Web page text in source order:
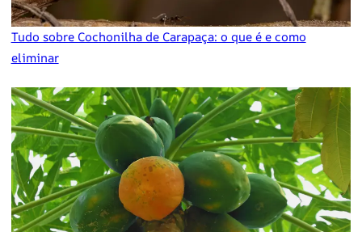
Tudo sobre Cochonilha de Carapaça: o que é e como
eliminar